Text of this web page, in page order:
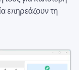
επηρεάζουν τη